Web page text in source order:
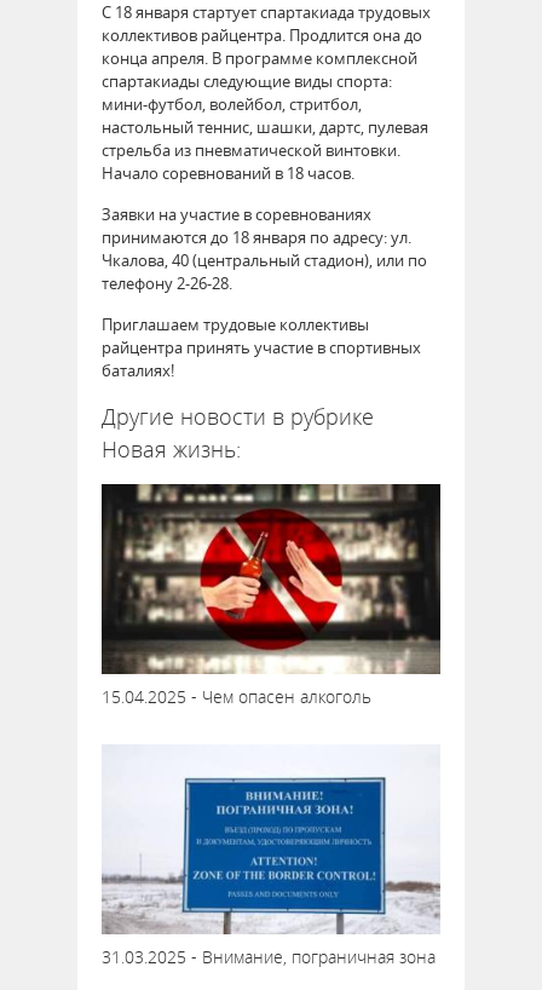
С 18 января стартует спартакиада трудовых
коллективов райцентра. Продлится она до
конца апреля. В программе комплексной
спартакиады следующие виды спорта:
мини-футбол, волейбол, стритбол,
настольный теннис, шашки, дартс, пулевая
стрельба из пневматической винтовки.
Начало соревнований в 18 часов.
Заявки на участие в соревнованиях
принимаются до 18 января по адресу: ул.
Чкалова, 40 (центральный стадион), или по
телефону 2-26-28.
Приглашаем трудовые коллективы
райцентра принять участие в спортивных
баталиях!
Другие новости в рубрике
Новая жизнь:
15.04.2025 - Чем опасен алкоголь
31.03.2025 - Внимание, пограничная зона